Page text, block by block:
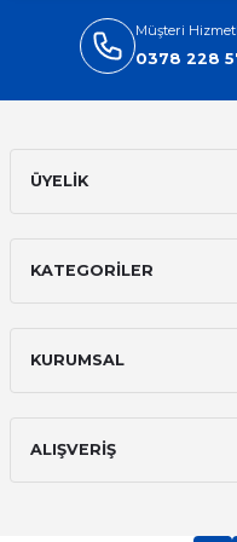
Müşteri
0378 228
ÜYELİK
KATEGORİLER
KURUMSAL
ALIŞVERİŞ